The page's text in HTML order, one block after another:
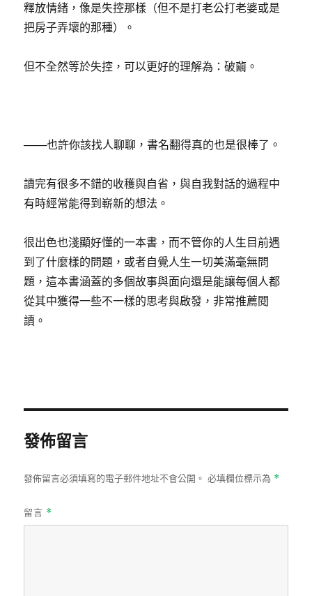
釋放情緒，像是失控那樣（但不是打老公打老婆或是
把房子弄壞的那種）。
但不全然等於失控，可以更好的理解為：破繭。
───也許你該找人聊聊，書名翻得真的也是很棒了。
讀完有很多不錯的收穫與自省，與自我對話的過程中
有時經常能得到嶄新的想法。
很出色也淺顯好懂的一本書，而不管你的人生目前遇
到了什麼樣的問題，或者自覺人生一切美滿毫無問
題，這本書涵蓋的多個故事與面向還是能讓每個人都
從其中獲得一些不一樣的思考與啟發，非常推薦閱
讀。
發佈留言
發佈留言必須填寫的電子郵件地址不會公開。 必填欄位標示為 *
留言 *